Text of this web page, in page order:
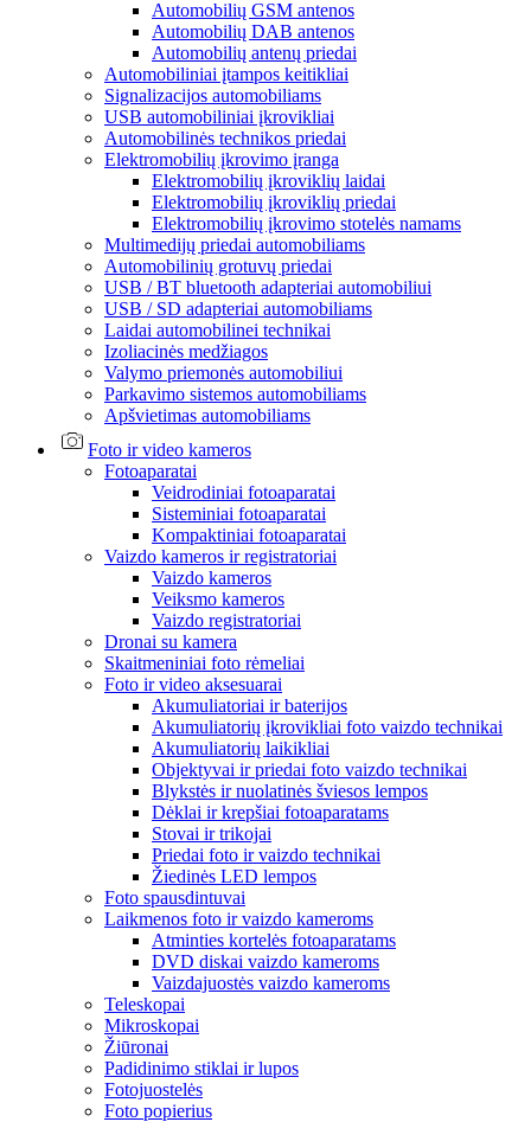
Automobilių GSM antenos
Automobilių DAB antenos
Automobilių antenų priedai
Automobiliniai įtampos keitikliai
Signalizacijos automobiliams
USB automobiliniai įkrovikliai
Automobilinės technikos priedai
Elektromobilių įkrovimo įranga
Elektromobilių įkroviklių laidai
Elektromobilių įkroviklių priedai
Elektromobilių įkrovimo stotelės namams
Multimedijų priedai automobiliams
Automobilinių grotuvų priedai
USB / BT bluetooth adapteriai automobiliui
USB / SD adapteriai automobiliams
Laidai automobilinei technikai
Izoliacinės medžiagos
Valymo priemonės automobiliui
Parkavimo sistemos automobiliams
Apšvietimas automobiliams
Foto ir video kameros
Fotoaparatai
Veidrodiniai fotoaparatai
Sisteminiai fotoaparatai
Kompaktiniai fotoaparatai
Vaizdo kameros ir registratoriai
Vaizdo kameros
Veiksmo kameros
Vaizdo registratoriai
Dronai su kamera
Skaitmeniniai foto rėmeliai
Foto ir video aksesuarai
Akumuliatoriai ir baterijos
Akumuliatorių įkrovikliai foto vaizdo technikai
Akumuliatorių laikikliai
Objektyvai ir priedai foto vaizdo technikai
Blykstės ir nuolatinės šviesos lempos
Dėklai ir krepšiai fotoaparatams
Stovai ir trikojai
Priedai foto ir vaizdo technikai
Žiedinės LED lempos
Foto spausdintuvai
Laikmenos foto ir vaizdo kameroms
Atminties kortelės fotoaparatams
DVD diskai vaizdo kameroms
Vaizdajuostės vaizdo kameroms
Teleskopai
Mikroskopai
Žiūronai
Padidinimo stiklai ir lupos
Fotojuostelės
Foto popierius